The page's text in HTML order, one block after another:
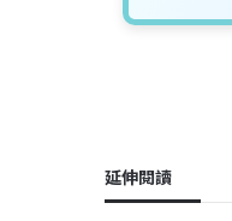
延伸閱讀